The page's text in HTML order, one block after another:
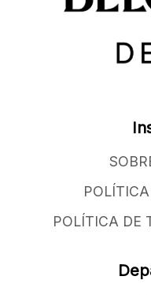
POLÍTICA DE